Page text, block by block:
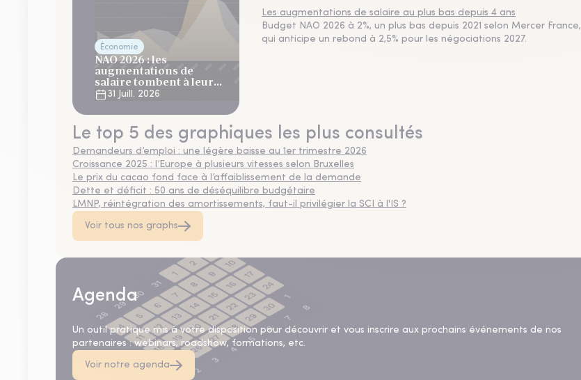
Économie
NAO 2026 : les
augmentations de
salaire tombent à leur
plus bas niveau depuis 4
ans
31 Juill. 2026
Les augmentations de salaire au plus bas depuis 4 ans
Budget NAO 2026 à 2%, un plus bas depuis 2021 selon Mercer France,
qui anticipe un rebond à 2,5% pour les négociations 2027.
Le top 5 des graphiques les plus consultés
Demandeurs d’emploi : une légère baisse au 1er trimestre 2026
Croissance 2025 : l’Europe à plusieurs vitesses selon Bruxelles
Le prix du cacao fond face à l’affaiblissement de la demande
Dette et déficit : 50 ans de déséquilibre budgétaire
LMNP, réintégration des amortissements, faut-il privilégier la SCI à l'IS ?
Voir tous nos graphs
Agenda
Un outil pratique mis à votre disposition pour découvrir et vous inscrire aux prochains événements de nos
partenaires : webinars, roadshow, formations, etc.
Voir notre agenda